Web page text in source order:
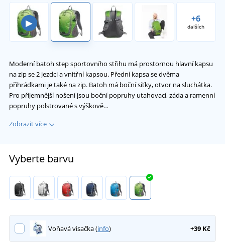
▶ +6
dalších
Moderní batoh step sportovního střihu má prostornou hlavní kapsu
na zip se 2 jezdci a vnitřní kapsou. Přední kapsa se dvěma
přihrádkami je také na zip. Batoh má boční síťky, otvor na sluchátka.
Pro příjemnější nošení jsou boční popruhy utahovací, záda a ramenní
popruhy polstrované s výškově…
Zobrazit více
Vyberte barvu
Voňavá visačka (info) +39 Kč